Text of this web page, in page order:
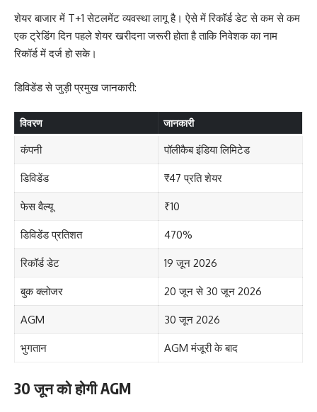
शेयर बाजार में T+1 सेटलमेंट व्यवस्था लागू है। ऐसे में रिकॉर्ड डेट से कम से कम
एक ट्रेडिंग दिन पहले शेयर खरीदना जरूरी होता है ताकि निवेशक का नाम
रिकॉर्ड में दर्ज हो सके।
डिविडेंड से जुड़ी प्रमुख जानकारी:
विवरण जानकारी
कंपनी पॉलीकैब इंडिया लिमिटेड
डिविडेंड ₹47 प्रति शेयर
फेस वैल्यू ₹10
डिविडेंड प्रतिशत 470%
रिकॉर्ड डेट 19 जून 2026
बुक क्लोजर 20 जून से 30 जून 2026
AGM 30 जून 2026
भुगतान AGM मंजूरी के बाद
30 जून को होगी AGM